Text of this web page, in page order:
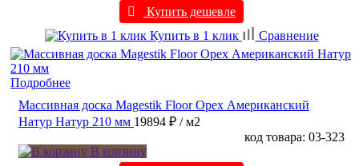
Купить дешевле
Купить в 1 клик
Сравнение
Подробнее
Массивная доска Magestik Floor Орех Американский
Натур Натур 210 мм 19894 ₽ / м2
код товара: 03-323
В корзину